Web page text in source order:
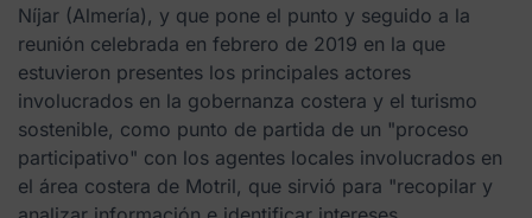
Níjar (Almería), y que pone el punto y seguido a la
reunión celebrada en febrero de 2019 en la que
estuvieron presentes los principales actores
involucrados en la gobernanza costera y el turismo
sostenible, como punto de partida de un "proceso
participativo" con los agentes locales involucrados en
el área costera de Motril, que sirvió para "recopilar y